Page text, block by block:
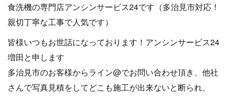
食洗機の専門店アンシンサービス24です（多治見市対応！
親切丁寧な工事で人気です）
皆様いつもお世話になっております！アンシンサービス24
増田と申します
多治見市のお客様からライン@でお問い合わせ頂き、他社
さんで写真見積をしてどこも施工が出来ないと断られ、